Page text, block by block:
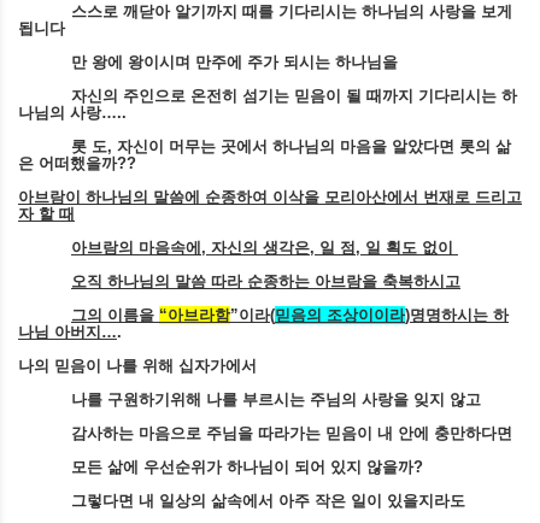
스스로 깨닫아 알기까지 때를 기다리시는 하나님의 사랑을 보게
됩니다
만 왕에 왕이시며 만주에 주가 되시는 하나님을
자신의 주인으로 온전히 섬기는 믿음이 될 때까지 기다리시는 하
나님의 사랑…..
롯 도, 자신이 머무는 곳에서 하나님의 마음을 알았다면 롯의 삶
은 어떠했을까??
아브람이 하나님의 말씀에 순종하여 이삭을 모리아산에서 번재로 드리고
자 할 때
아브람의 마음속에, 자신의 생각은, 일 점, 일 획도 없이
오직 하나님의 말씀 따라 순종하는 아브람을 축복하시고
그의 이름을 “아브라함”이라(믿음의 조상이이라)명명하시는 하
나님 아버지….
나의 믿음이 나를 위해 십자가에서
나를 구원하기위해 나를 부르시는 주님의 사랑을 잊지 않고
감사하는 마음으로 주님을 따라가는 믿음이 내 안에 충만하다면
모든 삶에 우선순위가 하나님이 되어 있지 않을까?
그렇다면 내 일상의 삶속에서 아주 작은 일이 있을지라도